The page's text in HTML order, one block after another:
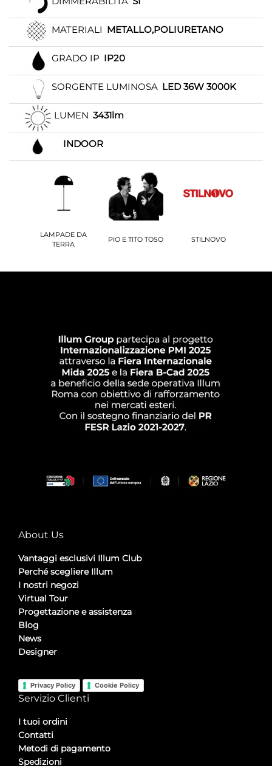
MATERIALI METALLO,POLIURETANO
GRADO IP IP20
SORGENTE LUMINOSA LED 36W 3000K
LUMEN 3431lm
INDOOR
LAMPADE DA
TERRA
PIO E TITO TOSO STILNOVO
About Us
Vantaggi esclusivi Illum Club
Perché scegliere Illum
I nostri negozi
Virtual Tour
Progettazione e assistenza
Blog
News
Designer
Privacy Policy Cookie Policy
Servizio Clienti
I tuoi ordini
Contatti
Metodi di pagamento
Spedizioni